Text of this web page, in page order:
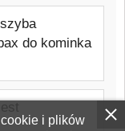
i plików
do kominka